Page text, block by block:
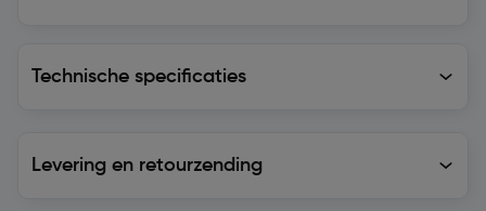
Technische specificaties
Levering en retourzending